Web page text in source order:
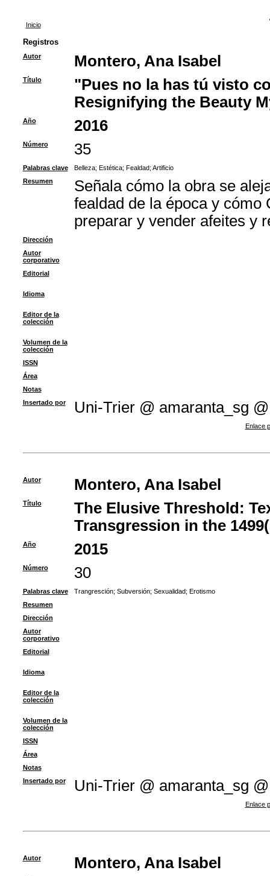
Inicio
Registros
Autor Montero, Ana Isabel
Título
"Pues no la has tú visto
Resignifying the Beauty
Año 2016
Número 35
Palabras clave Belleza; Estética; Fealdad; Artificio
Resumen
Señala cómo la obra se
fealdad de la época y cómo
preparar y vender afeites y
Dirección
Autor
corporativo
Editorial
Idioma
Editor de la
colección
Volumen de la
colección
ISSN
Área
Notas
Insertado por
Uni-Trier @ amaranta_sg @
Enlace
Autor Montero, Ana Isabel
Título
The Elusive Threshold:
Transgression in the
Año 2015
Número 30
Palabras clave Trangresción; Subversión; Sexualidad; Erotismo
Resumen
Dirección
Autor
corporativo
Editorial
Idioma
Editor de la
colección
Volumen de la
colección
ISSN
Área
Notas
Insertado por
Uni-Trier @ amaranta_sg @
Enlace
Autor Montero, Ana Isabel